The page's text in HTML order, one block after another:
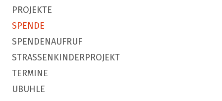
PROJEKTE
SPENDE
SPENDENAUFRUF
STRASSENKINDERPROJEKT
TERMINE
UBUHLE